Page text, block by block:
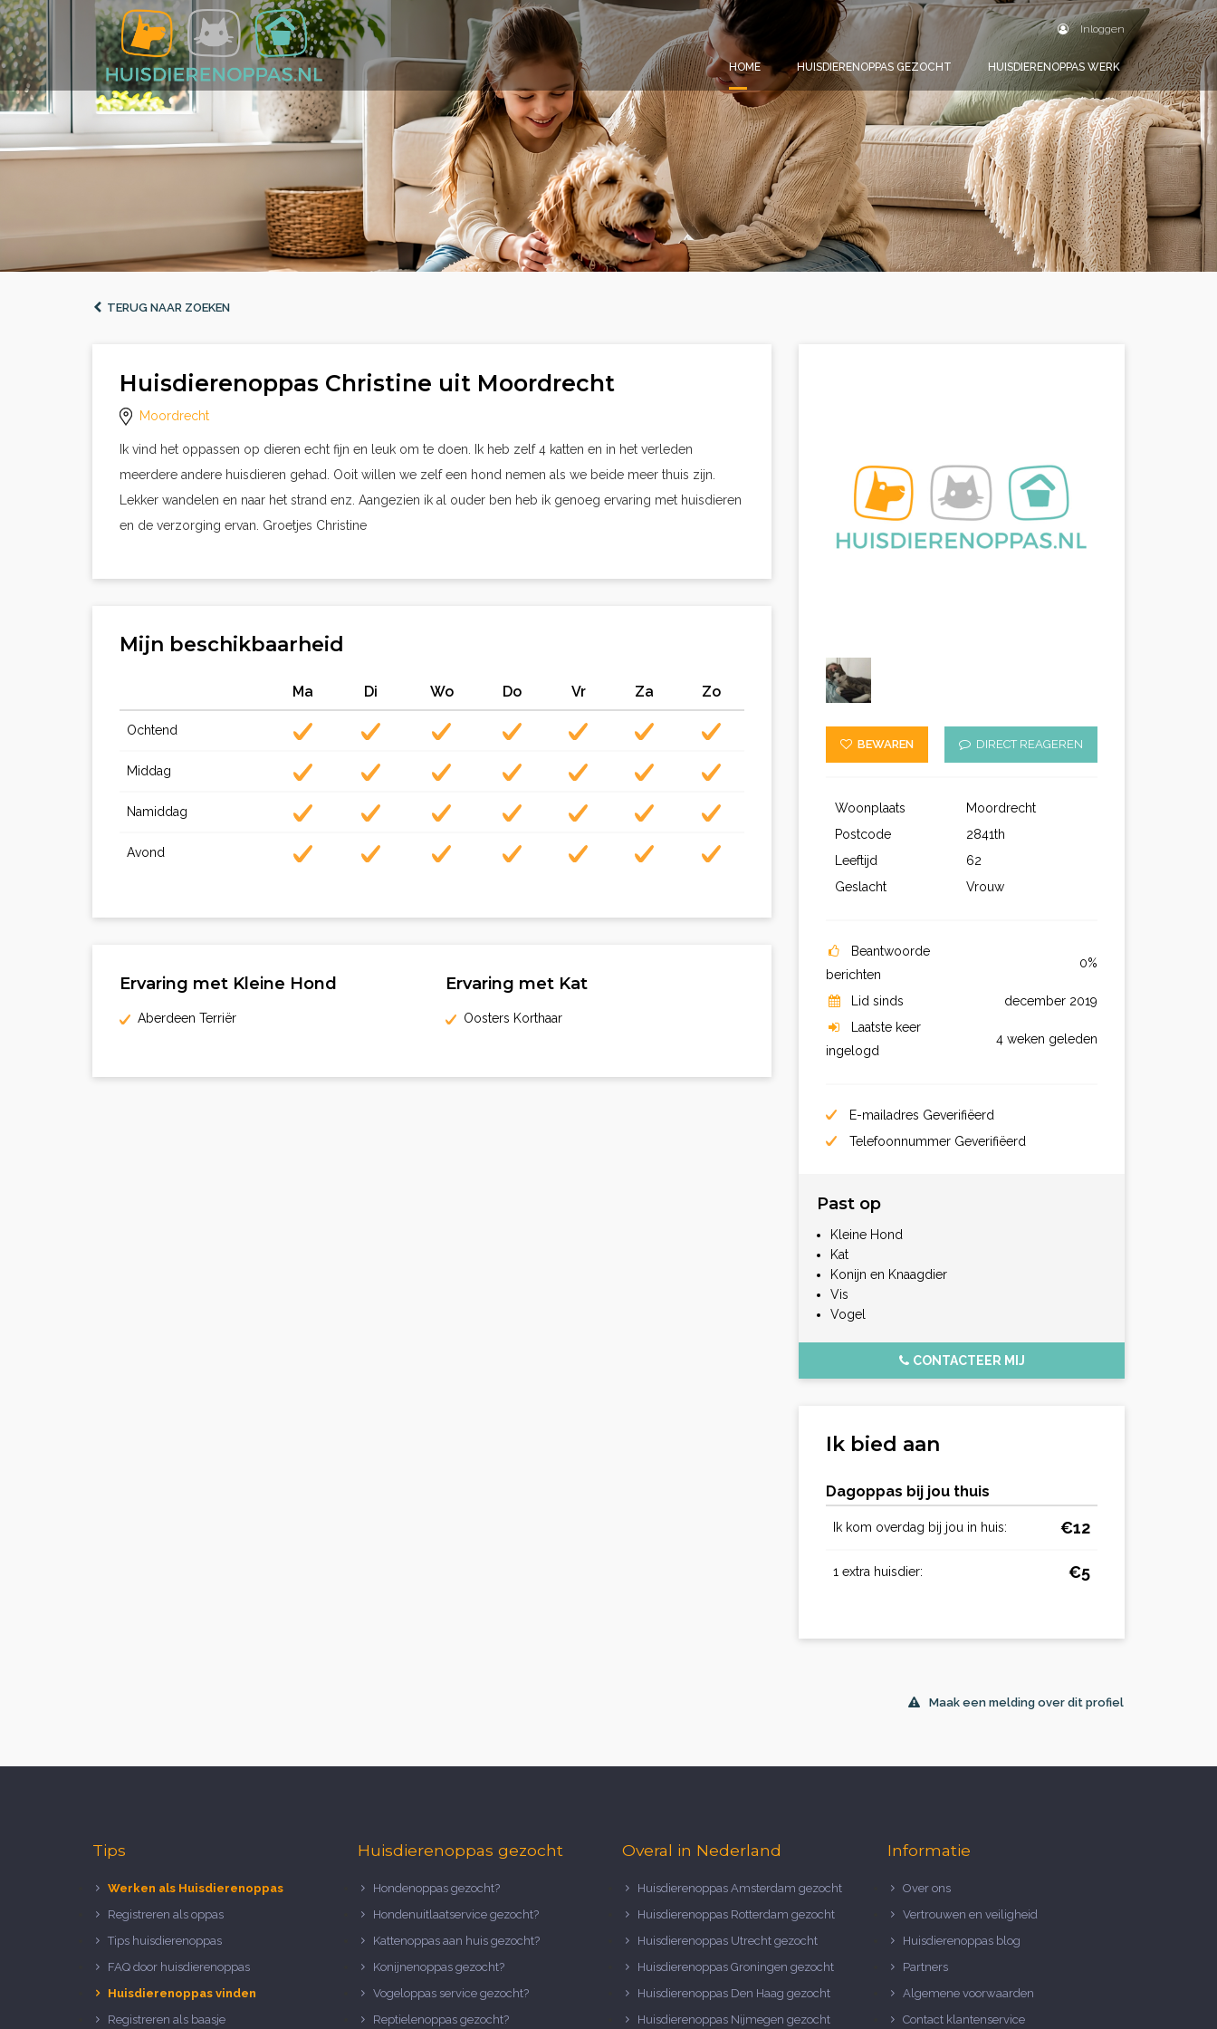
Inloggen
HOME HUISDIERENOPPAS GEZOCHT HUISDIERENOPPAS WERK
TERUG NAAR ZOEKEN
Huisdierenoppas Christine uit Moordrecht
Moordrecht
Ik vind het oppassen op dieren echt fijn en leuk om te doen. Ik heb zelf 4 katten en in het verleden
meerdere andere huisdieren gehad. Ooit willen we zelf een hond nemen als we beide meer thuis zijn.
Lekker wandelen en naar het strand enz. Aangezien ik al ouder ben heb ik genoeg ervaring met huisdieren
en de verzorging ervan. Groetjes Christine
Mijn beschikbaarheid
Ma Di Wo Do Vr Za Zo
Ochtend
Middag
Namiddag
Avond
Ervaring met Kleine Hond
Aberdeen Terriër
Ervaring met Kat
Oosters Korthaar
BEWAREN DIRECT REAGEREN
Woonplaats
Moordrecht
Postcode
2841th
Leeftijd
62
Geslacht
Vrouw
Beantwoorde
berichten
0%
Lid sinds
december 2019
Laatste keer
ingelogd
4 weken geleden
E-mailadres Geverifiëerd
Telefoonnummer Geverifiëerd
Past op
Kleine Hond
Kat
Konijn en Knaagdier
Vis
Vogel
CONTACTEER MIJ
Ik bied aan
Dagoppas bij jou thuis
Ik kom overdag bij jou in huis: €12
1 extra huisdier: €5
Maak een melding over dit profiel
Tips
Werken als Huisdierenoppas
Registreren als oppas
Tips huisdierenoppas
FAQ door huisdierenoppas
Huisdierenoppas vinden
Registreren als baasje
Huisdierenoppas gezocht
Hondenoppas gezocht?
Hondenuitlaatservice gezocht?
Kattenoppas aan huis gezocht?
Konijnenoppas gezocht?
Vogeloppas service gezocht?
Reptielenoppas gezocht?
Overal in Nederland
Huisdierenoppas Amsterdam gezocht
Huisdierenoppas Rotterdam gezocht
Huisdierenoppas Utrecht gezocht
Huisdierenoppas Groningen gezocht
Huisdierenoppas Den Haag gezocht
Huisdierenoppas Nijmegen gezocht
Informatie
Over ons
Vertrouwen en veiligheid
Huisdierenoppas blog
Partners
Algemene voorwaarden
Contact klantenservice